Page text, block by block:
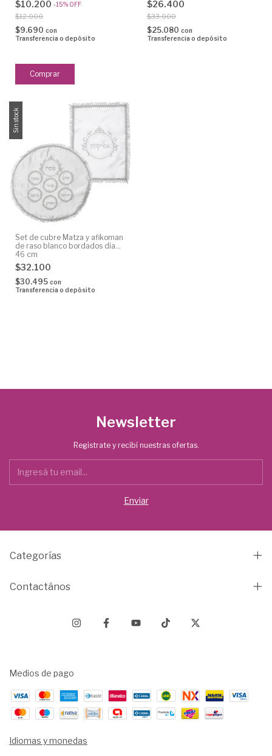
$10.200 -15% OFF
$12.000
$9.690 con
Transferencia o depósito
$26.400
$33.000
$25.080 con
Transferencia o depósito
Sin stock
Set de cubre Matza y afikoman
de raso blanco bordados diam
46 cm
$32.100
$30.495 con
Transferencia o depósito
Newsletter
Registrate y recibí nuestras ofertas.
Categorías
Contactános
Medios de pago
Idiomas y monedas